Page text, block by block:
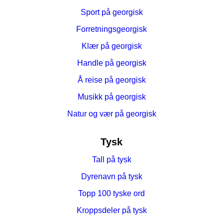
Sport på georgisk
Forretningsgeorgisk
Klær på georgisk
Handle på georgisk
Å reise på georgisk
Musikk på georgisk
Natur og vær på georgisk
Tysk
Tall på tysk
Dyrenavn på tysk
Topp 100 tyske ord
Kroppsdeler på tysk